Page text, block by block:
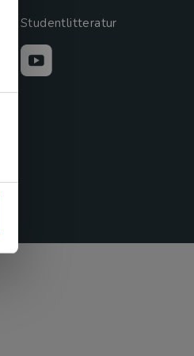
Studentlitteratur